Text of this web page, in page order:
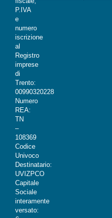
P.IVA
e
numero
iscrizione
al
Registro
imprese
di
Trento:
00990320228
Numero
REA:
TN
–
108369
Codice
Univoco
Destinatario:
UVIZPCO
Capitale
Sociale
interamente
versato: